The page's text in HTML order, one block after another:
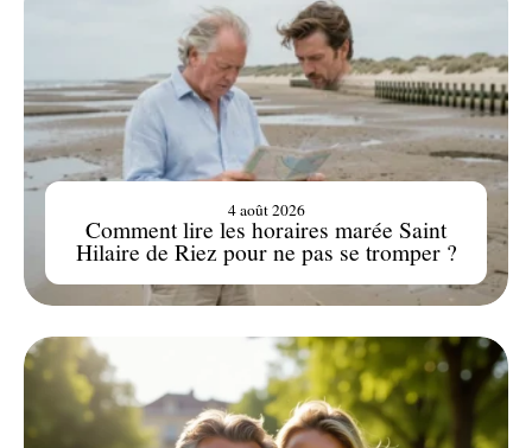
Comment lire les horaires marée Saint
Hilaire de Riez pour ne pas se tromper ?
4 août 2026